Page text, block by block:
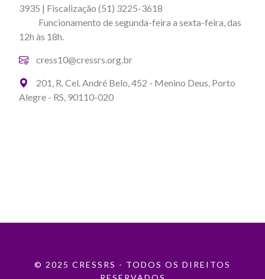
3935 | Fiscalização (51) 3225-3618
Funcionamento de segunda-feira a sexta-feira, das
12h às 18h.
cress10@cressrs.org.br
201, R. Cel. André Belo, 452 - Menino Deus, Porto
Alegre - RS, 90110-020
© 2025 CRESSRS - TODOS OS DIREITOS